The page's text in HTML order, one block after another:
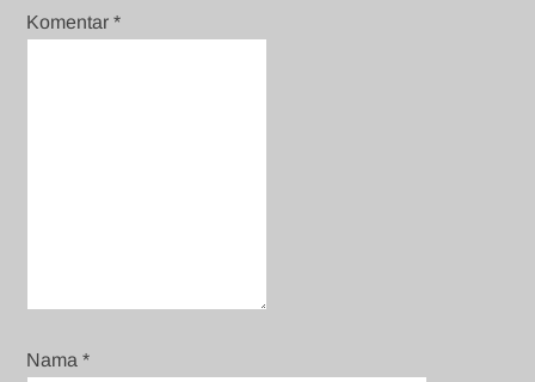
Komentar*
Nama*